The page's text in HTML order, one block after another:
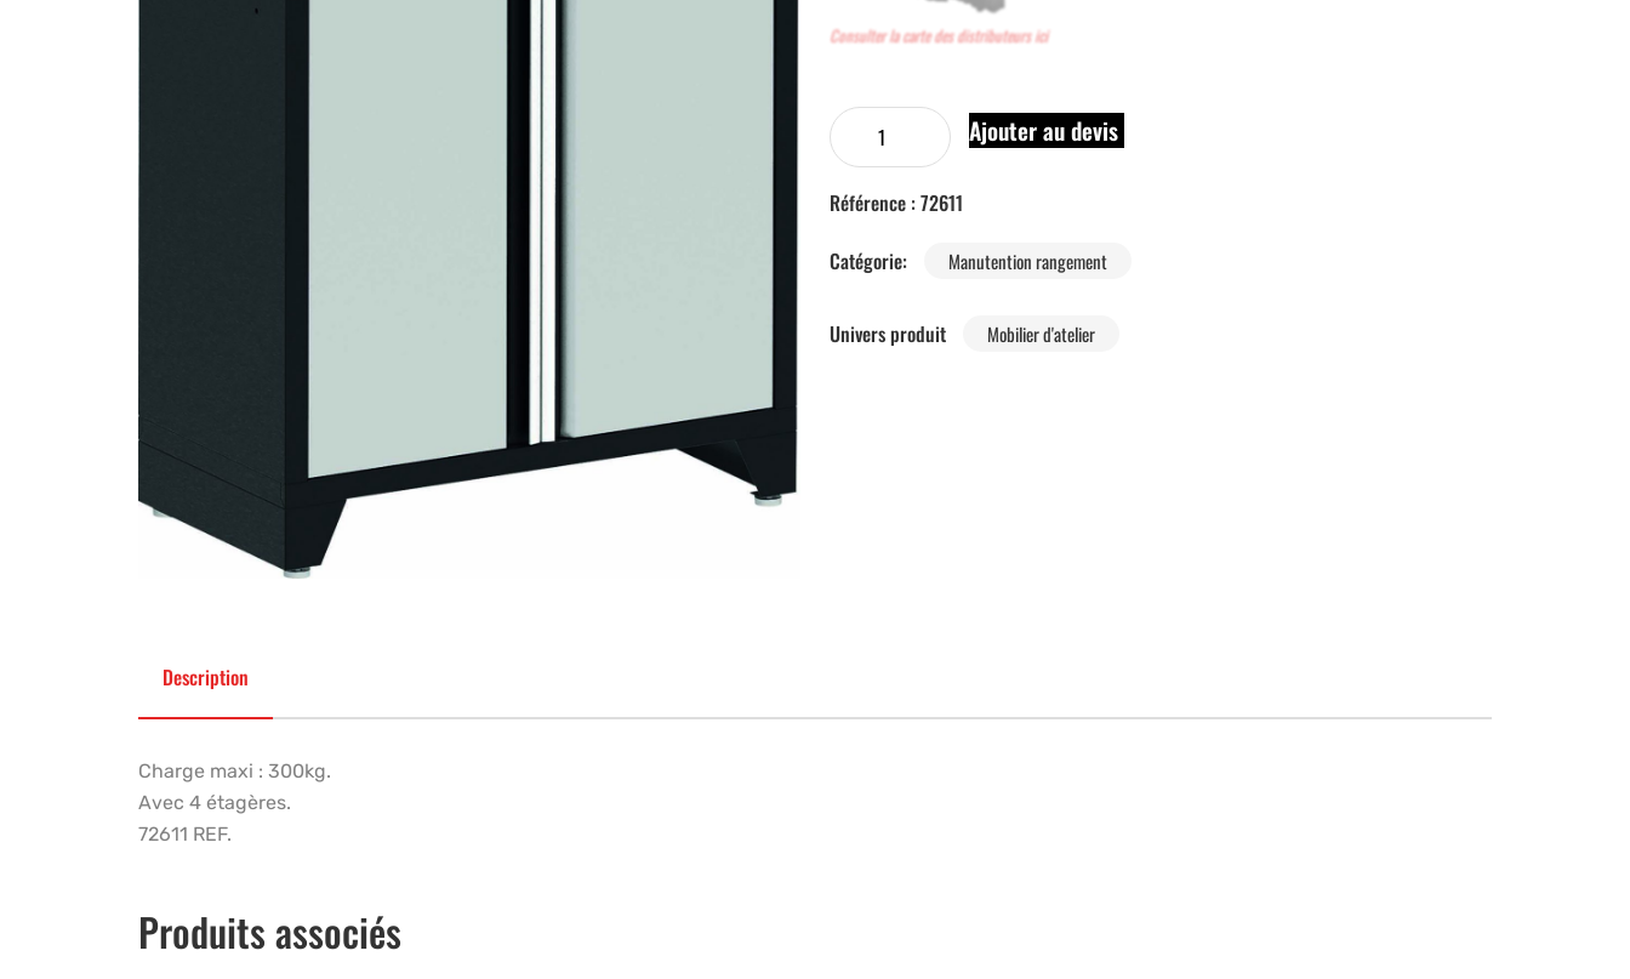
Consulter la carte des distributeurs ici
Ajouter au devis
Référence : 72611
Catégorie:
Manutention rangement
Univers produit Mobilier d'atelier
Description
Charge maxi : 300kg.
Avec 4 étagères.
72611 REF.
Produits associés